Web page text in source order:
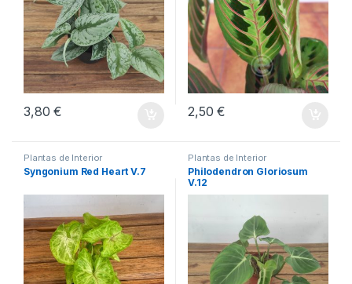
3,80€ 2,50€
Plantas de Interior
Syngonium Red Heart V.7
Plantas de Interior
Philodendron Gloriosum
V.12